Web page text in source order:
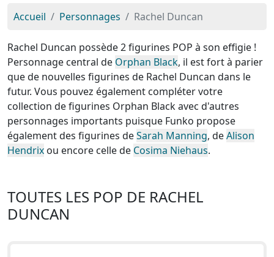
Accueil Personnages Rachel Duncan
Rachel Duncan possède 2 figurines POP à son effigie !
Personnage central de Orphan Black, il est fort à parier
que de nouvelles figurines de Rachel Duncan dans le
futur. Vous pouvez également compléter votre
collection de figurines Orphan Black avec d'autres
personnages importants puisque Funko propose
également des figurines deSarah Manning, deAlison
Hendrix ou encore celle de Cosima Niehaus.
TOUTES LES POP DE RACHEL
DUNCAN